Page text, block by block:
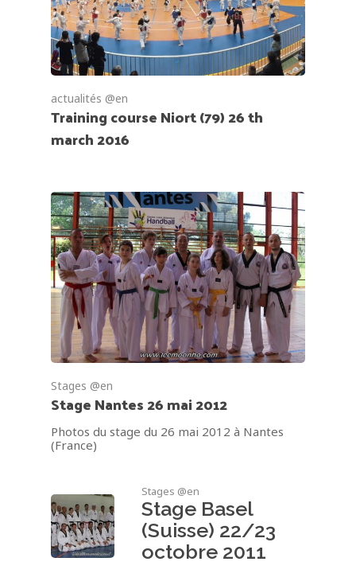
actualités @en
Training course Niort (79) 26 th
march 2016
Stages @en
Stage Nantes 26 mai 2012
Photos du stage du 26 mai 2012 à Nantes
(France)
Stages @en
Stage Basel
(Suisse) 22/23
octobre 2011
Maître Lee Moon
Biographie
Actualités
Histoire en Image
Dojang/Club
Vie du club
Poomsés
Photos
Presse
Seoul National
Français
Français